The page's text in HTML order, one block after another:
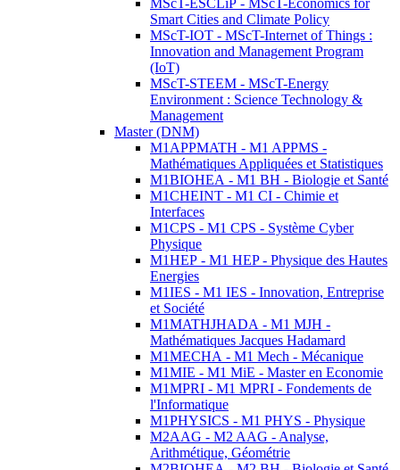
MScT-ESCLiP - MScT-Economics for
Smart Cities and Climate Policy
MScT-IOT - MScT-Internet of Things :
Innovation and Management Program
(IoT)
MScT-STEEM - MScT-Energy
Environment : Science Technology &
Management
Master (DNM)
M1APPMATH - M1 APPMS -
Mathématiques Appliquées et Statistiques
M1BIOHEA - M1 BH - Biologie et Santé
M1CHEINT - M1 CI - Chimie et
Interfaces
M1CPS - M1 CPS - Système Cyber
Physique
M1HEP - M1 HEP - Physique des Hautes
Energies
M1IES - M1 IES - Innovation, Entreprise
et Société
M1MATHJHADA - M1 MJH -
Mathématiques Jacques Hadamard
M1MECHA - M1 Mech - Mécanique
M1MIE - M1 MiE - Master en Economie
M1MPRI - M1 MPRI - Fondements de
l'Informatique
M1PHYSICS - M1 PHYS - Physique
M2AAG - M2 AAG - Analyse,
Arithmétique, Géométrie